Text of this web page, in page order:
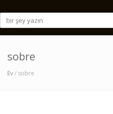
sobre
Ev/ sobre